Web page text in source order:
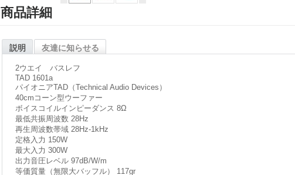
商品詳細
説明 友達に知らせる
2ウエイ バスレフ
TAD 1601a
パイオニアTAD（Technical Audio Devices）
40cmコーン型ウーファー
ボイスコイルインピーダンス 8Ω
最低共振周波数 28Hz
再生周波数帯域 28Hz-1kHz
定格入力 150W
最大入力 300W
出力音圧レベル 97dB/W/m
等価質量（無限大バッフル） 117gr